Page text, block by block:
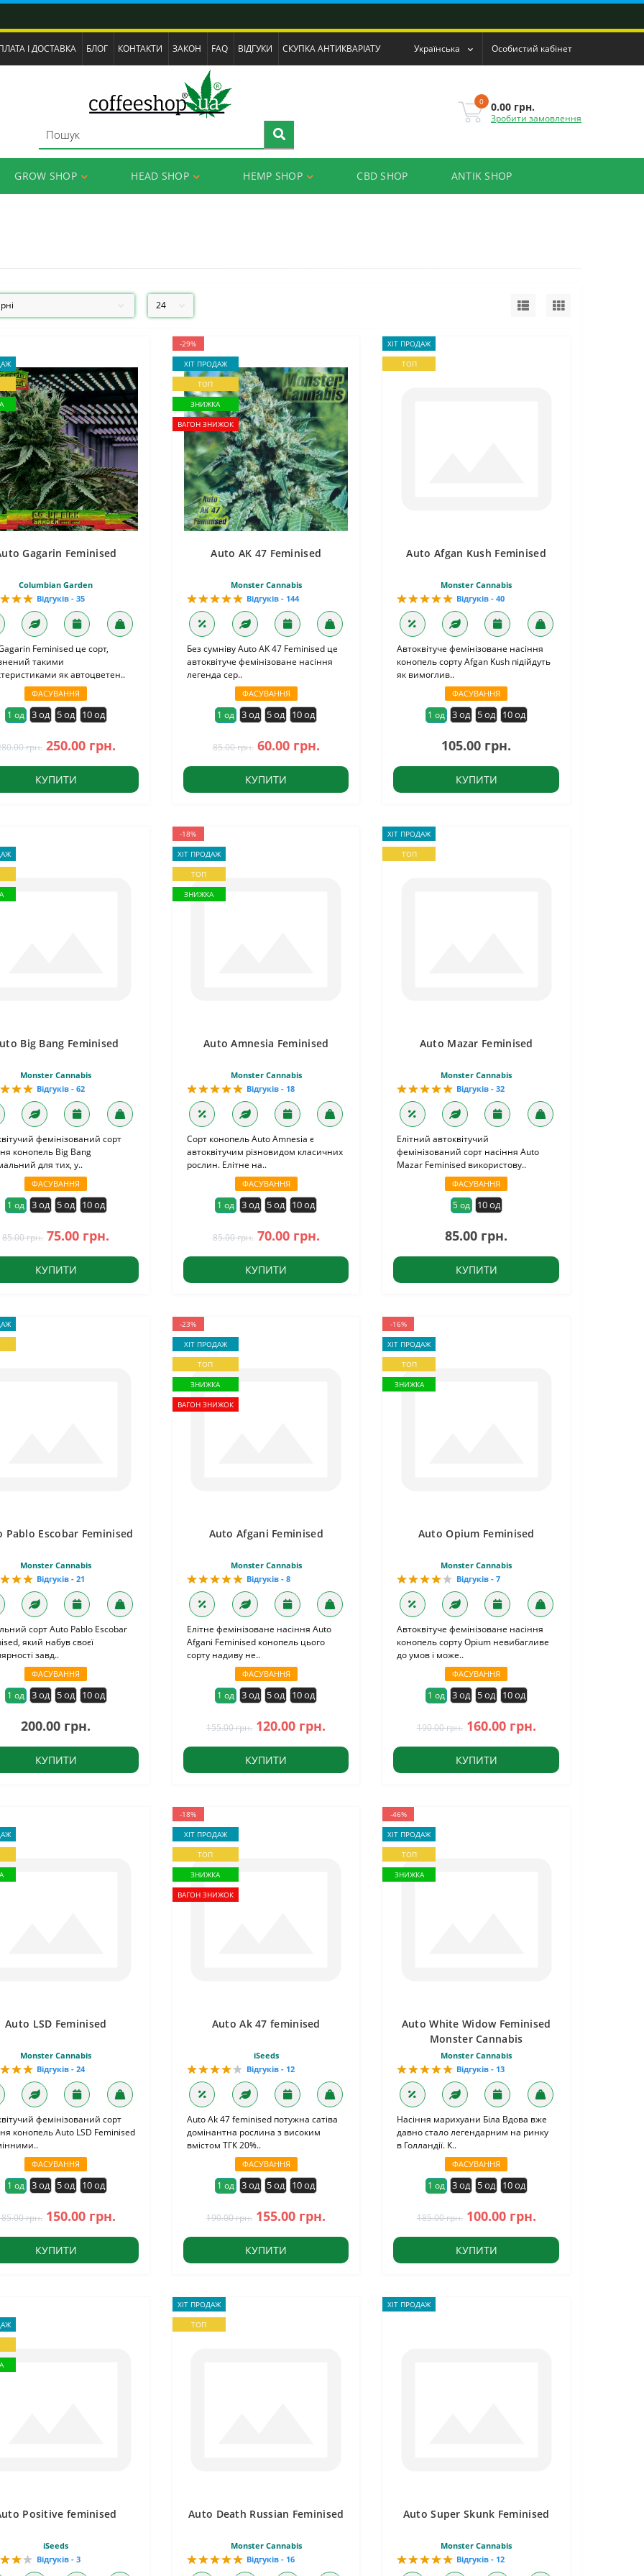
І ДОСТАВКА БЛОГ КОНТАКТИ ЗАКОН FAQ ВІДГУКИ СКУПКА АНТИКВАРІАТУ Українська Особистий кабінет
0 0.00 грн.
Зробити замовлення
GROW SHOP HEAD SHOP HEMP SHOP CBD SHOP ANTIK SHOP
Gagarin Feminised
Columbian Garden
Відгуків - 35
Feminised це сорт,
такими
як автоцветен..
ФАСУВАННЯ
1 од 3 од 5 од 10 од
грн. 250.00 грн.
КУПИТИ
-29%
ХІТ ПРОДАЖ
ТОП
ЗНИЖКА
ВАГОН ЗНИЖОК
Auto AK 47 Feminised
Monster Cannabis
Відгуків - 144
Без сумніву Auto AK 47 Feminised це
автоквітуче фемінізоване насіння
легенда сер..
ФАСУВАННЯ
1 од 3 од 5 од 10 од
85.00 грн. 60.00 грн.
КУПИТИ
ХІТ ПРОДАЖ
ТОП
Auto Afgan Kush Feminised
Monster Cannabis
Відгуків - 40
Автоквітуче фемінізоване насіння
конопель сорту Afgan Kush підійдуть
як вимоглив..
ФАСУВАННЯ
1 од 3 од 5 од 10 од
105.00 грн.
КУПИТИ
Big Bang Feminised
Monster Cannabis
Відгуків - 62
фемінізований сорт
конопель Big Bang
для тих, у..
ФАСУВАННЯ
1 од 3 од 5 од 10 од
85.00 грн. 75.00 грн.
КУПИТИ
-18%
ХІТ ПРОДАЖ
ТОП
ЗНИЖКА
Auto Amnesia Feminised
Monster Cannabis
Відгуків - 18
Сорт конопель Auto Amnesia є
автоквітучим різновидом класичних
рослин. Елітне на..
ФАСУВАННЯ
1 од 3 од 5 од 10 од
85.00 грн. 70.00 грн.
КУПИТИ
ХІТ ПРОДАЖ
ТОП
Auto Mazar Feminised
Monster Cannabis
Відгуків - 32
Елітний автоквітучий
фемінізований сорт насіння Auto
Mazar Feminised використову..
ФАСУВАННЯ
5 од 10 од
85.00 грн.
КУПИТИ
Pablo Escobar Feminised
Monster Cannabis
Відгуків - 21
сорт Auto Pablo Escobar
який набув своєї
завд..
ФАСУВАННЯ
1 од 3 од 5 од 10 од
200.00 грн.
КУПИТИ
-23%
ХІТ ПРОДАЖ
ТОП
ЗНИЖКА
ВАГОН ЗНИЖОК
Auto Afgani Feminised
Monster Cannabis
Відгуків - 8
Елітне фемінізоване насіння Auto
Afgani Feminised конопель цього
сорту надиву не..
ФАСУВАННЯ
1 од 3 од 5 од 10 од
155.00 грн. 120.00 грн.
КУПИТИ
-16%
ХІТ ПРОДАЖ
ТОП
ЗНИЖКА
Auto Opium Feminised
Monster Cannabis
Відгуків - 7
Автоквітуче фемінізоване насіння
конопель сорту Opium невибагливе
до умов і може..
ФАСУВАННЯ
1 од 3 од 5 од 10 од
190.00 грн. 160.00 грн.
КУПИТИ
Auto LSD Feminised
Monster Cannabis
Відгуків - 24
фемінізований сорт
конопель Auto LSD Feminised
ФАСУВАННЯ
1 од 3 од 5 од 10 од
грн. 150.00 грн.
КУПИТИ
-18%
ХІТ ПРОДАЖ
ТОП
ЗНИЖКА
ВАГОН ЗНИЖОК
Auto Ak 47 feminised
iSeeds
Відгуків - 12
Auto Ak 47 feminised потужна сатіва
домінантна рослина з високим
вмістом ТГК 20%..
ФАСУВАННЯ
1 од 3 од 5 од 10 од
190.00 грн. 155.00 грн.
КУПИТИ
-46%
ХІТ ПРОДАЖ
ТОП
ЗНИЖКА
Auto White Widow Feminised
Monster Cannabis
Monster Cannabis
Відгуків - 13
Насіння марихуани Біла Вдова вже
давно стало легендарним на ринку
в Голландії. К..
ФАСУВАННЯ
1 од 3 од 5 од 10 од
185.00 грн. 100.00 грн.
КУПИТИ
Positive feminised
iSeeds
Відгуків - 3
ХІТ ПРОДАЖ
ТОП
Auto Death Russian Feminised
Monster Cannabis
Відгуків - 16
ХІТ ПРОДАЖ
Auto Super Skunk Feminised
Monster Cannabis
Відгуків - 12